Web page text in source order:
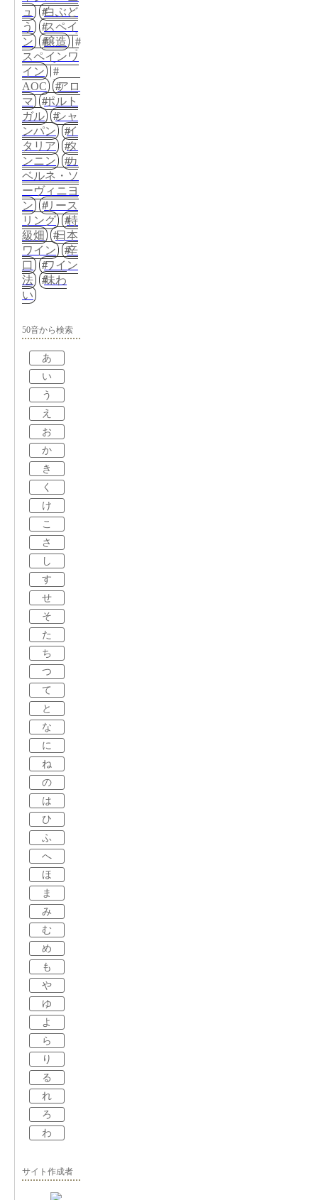
ュ
白ぶど
う
スペイ
ン
醸造
スペインワ
イン
AOC
アロ
マ
ポルト
ガル
シャ
ンパン
イ
タリア
タ
ンニン
カ
ベルネ・ソ
ーヴィニヨ
ン
リース
リング
特
級畑
日本
ワイン
辛
口
ワイン
法
味わ
い
50音から検索
あ
い
う
え
お
か
き
く
け
こ
さ
し
す
せ
そ
た
ち
つ
て
と
な
に
ね
の
は
ひ
ふ
へ
ほ
ま
み
む
め
も
や
ゆ
よ
ら
り
る
れ
ろ
わ
サイト作成者